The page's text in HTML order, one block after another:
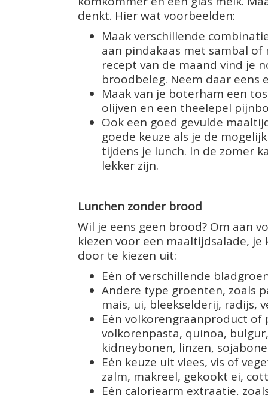
denkt. Hier wat voorbeelden:
Maak verschillende
aan pindakaas met sambal
recept van de maand vind je
broodbeleg. Neem daar eens
Maak van je boterham een
olijven en een theelepel
Ook een goed gevulde
goede keuze als je de
tijdens je lunch. In de zomer
lekker zijn.
Lunchen zonder brood
Wil je eens geen brood? Om aan
kiezen voor een maaltijdsalade,
door te kiezen uit:
Eén of verschillende
Andere type groenten, zoals
mais, ui, bleekselderij, radijs,
Eén volkorengraanproduct
volkorenpasta, quinoa,
kidneybonen, linzen,
Eén keuze uit vlees, vis of
zalm, makreel, gekookt ei,
Eén caloriearm extraatje,